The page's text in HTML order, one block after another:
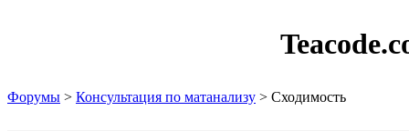
Форумы > Консультация по матанализу > Сходимость